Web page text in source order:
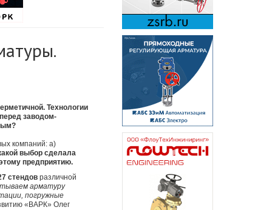
Технологии
заводом-
компаний: а)
выбор сделала
предприятию.
стендов различной
арматуру
погружные
«ВАРК» Олег